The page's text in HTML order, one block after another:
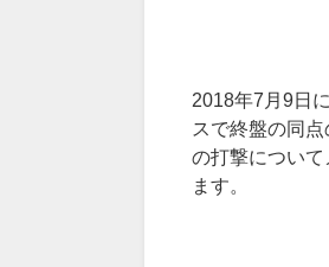
2018年7月9日
スで終盤の同
の打撃につい
ます。